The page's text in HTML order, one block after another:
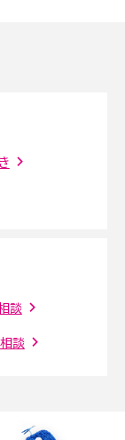
紹介
確認方法も解説
備すべきものも紹
継機との違いを解
談
談